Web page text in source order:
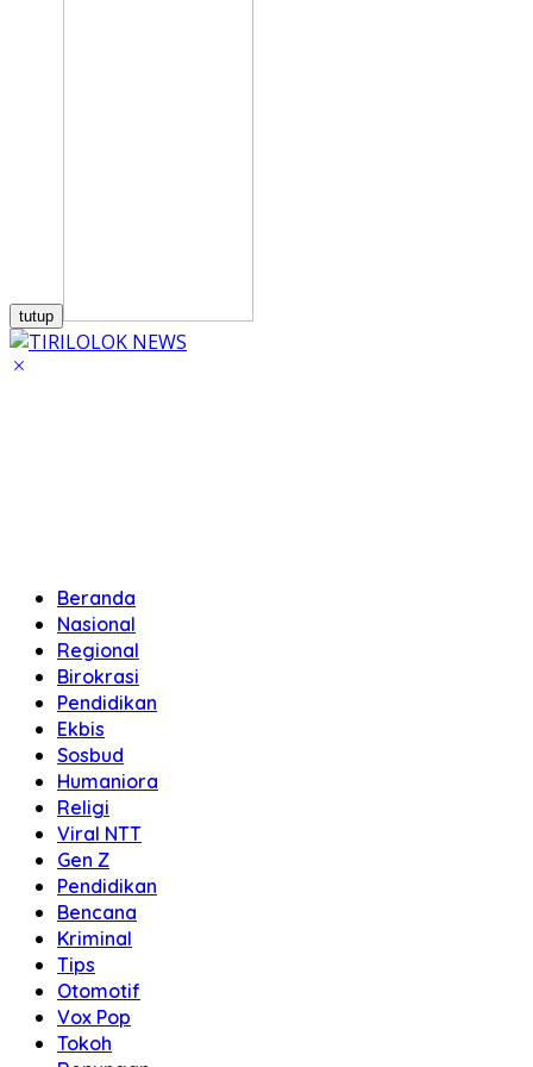
tutup
Beranda
Nasional
Regional
Birokrasi
Pendidikan
Ekbis
Sosbud
Humaniora
Religi
Viral NTT
Gen Z
Pendidikan
Bencana
Kriminal
Tips
Otomotif
Vox Pop
Tokoh